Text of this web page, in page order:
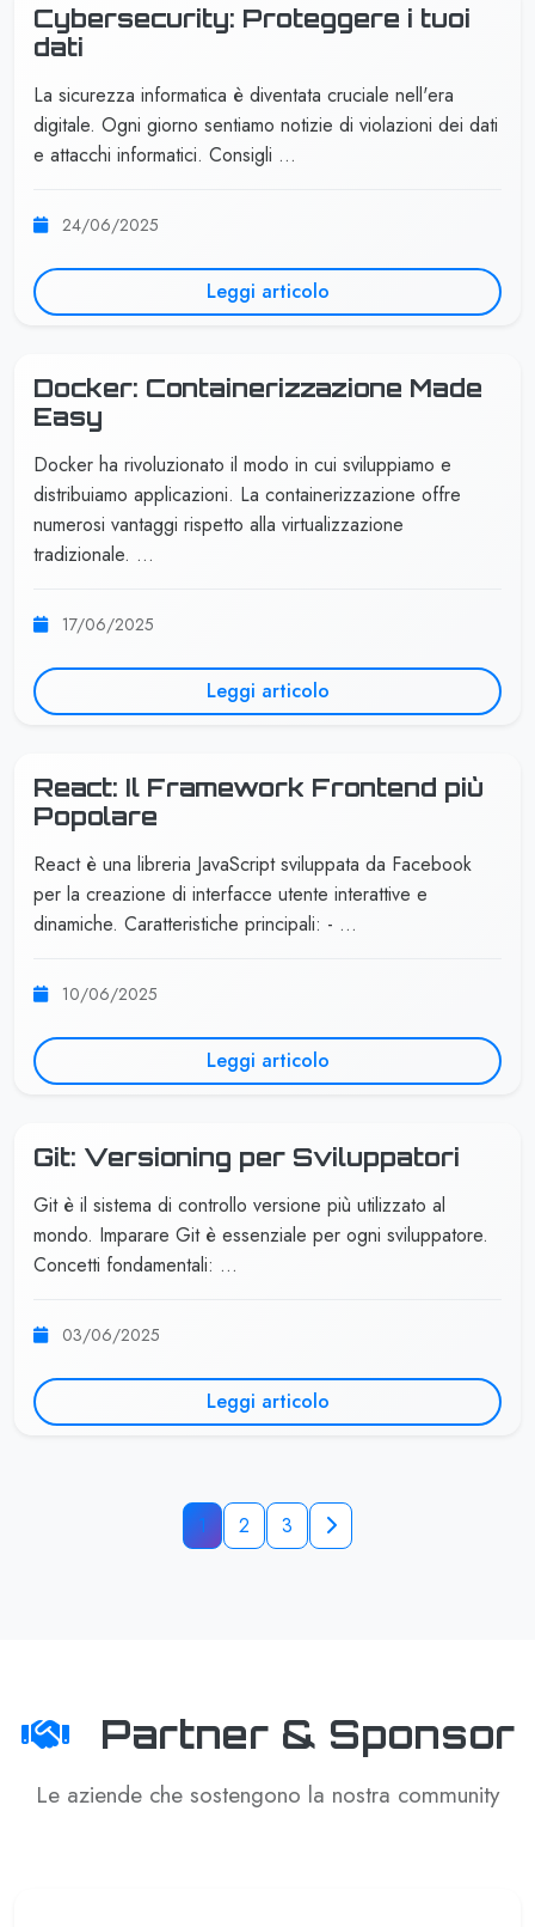
Cybersecurity: Proteggere i tuoi
dati
La sicurezza informatica è diventata cruciale nell'era
digitale. Ogni giorno sentiamo notizie di violazioni dei dati
e attacchi informatici. Consigli …
24/06/2025
Leggi articolo
Docker: Containerizzazione Made
Easy
Docker ha rivoluzionato il modo in cui sviluppiamo e
distribuiamo applicazioni. La containerizzazione offre
numerosi vantaggi rispetto alla virtualizzazione
tradizionale. …
17/06/2025
Leggi articolo
React: Il Framework Frontend più
Popolare
React è una libreria JavaScript sviluppata da Facebook
per la creazione di interfacce utente interattive e
dinamiche. Caratteristiche principali: - …
10/06/2025
Leggi articolo
Git: Versioning per Sviluppatori
Git è il sistema di controllo versione più utilizzato al
mondo. Imparare Git è essenziale per ogni sviluppatore.
Concetti fondamentali: …
03/06/2025
Leggi articolo
1 2 3
Partner & Sponsor
Le aziende che sostengono la nostra community